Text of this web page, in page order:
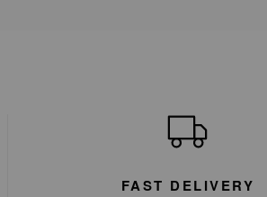
FAST DELIVERY